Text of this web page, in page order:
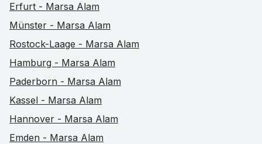
Erfurt - Marsa Alam
Münster - Marsa Alam
Rostock-Laage - Marsa Alam
Hamburg - Marsa Alam
Paderborn - Marsa Alam
Kassel - Marsa Alam
Hannover - Marsa Alam
Emden - Marsa Alam